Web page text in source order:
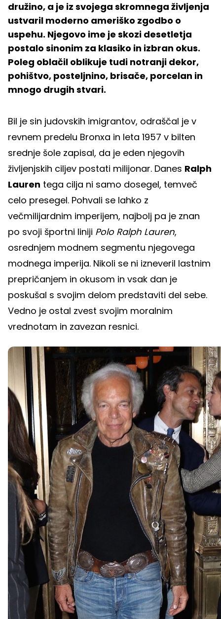
družino, a je iz svojega skromnega življenja
ustvaril moderno ameriško zgodbo o
uspehu. Njegovo ime je skozi desetletja
postalo sinonim za klasiko in izbran okus.
Poleg oblačil oblikuje tudi notranji dekor,
pohištvo, posteljnino, brisače, porcelan in
mnogo drugih stvari.
Bil je sin judovskih imigrantov, odraščal je v
revnem predelu Bronxa in leta 1957 v bilten
srednje šole zapisal, da je eden njegovih
življenjskih ciljev postati milijonar. Danes Ralph
Lauren tega cilja ni samo dosegel, temveč
celo presegel. Pohvali se lahko z
večmilijardnim imperijem, najbolj pa je znan
po svoji športni liniji Polo Ralph Lauren,
osrednjem modnem segmentu njegovega
modnega imperija. Nikoli se ni izneveril lastnim
prepričanjem in okusom in vsak dan je
poskušal s svojim delom predstaviti del sebe.
Vedno je ostal zvest svojim moralnim
vrednotam in zavezan resnici.